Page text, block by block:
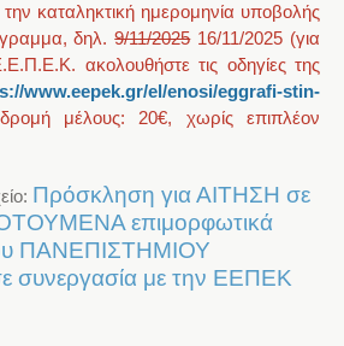
καταληκτική ημερομηνία υποβολής
δηλ.9/11/202516/11/2025 (για
ακολουθήστε τις οδηγίες της
www.eepek.gr/el/enosi/eggrafi-stin-
μέλους: 20€, χωρίς επιπλέον
Πρόσκληση για ΑΙΤΗΣΗ σε
επιμορφωτικά
ΠΑΝΕΠΙΣΤΗΜΙΟΥ
με την ΕΕΠΕΚ